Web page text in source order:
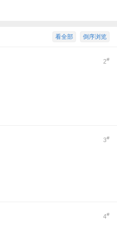
倒序浏览
看全部
2#
3#
4#